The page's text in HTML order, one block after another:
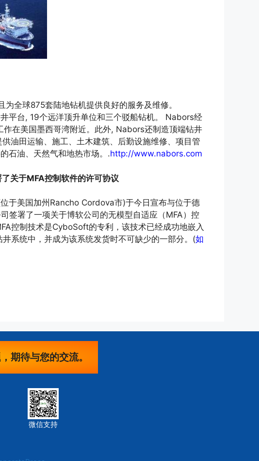
全球875套陆地钻机提供良好的服务及维修。
平台, 19个远洋顶升单位和三个驳船钻机。 Nabors经
在美国墨西哥湾附近。此外, Nabors还制造顶端钻井
油田运输、施工、土木建筑、后勤设施维修、项目管
石油、天然气和地热市场。.http://www.nabors.com
关于MFA控制软件的许可协议
于美国加州Rancho Cordova市)于今日宣布与位于德
签署了一项关于博软公司的无模型自适应（MFA）控
控制技术是CyboSoft的专利，该技术已经成功地嵌入
系统中，并成为该系统发货时不可缺少的一部分。 (如
期待与您的交流。
微信支持